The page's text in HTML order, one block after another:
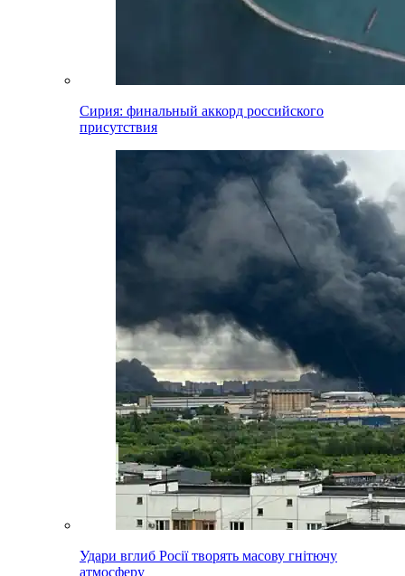
Сирия: финальный аккорд российского
присутствия
Удари вглиб Росії творять масову гнітючу
атмосферу